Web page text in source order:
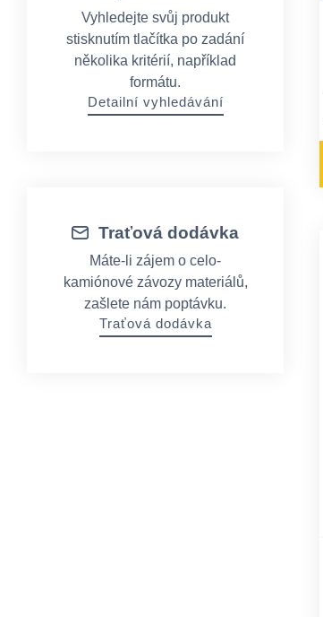
Vyhledejte svůj produkt
stisknutím tlačítka po zadání
několika kritérií, například
formátu.
Detailní vyhledávání
Traťová dodávka
Máte-li zájem o celo-
kamiónové závozy materiálů,
zašlete nám poptávku.
Traťová dodávka